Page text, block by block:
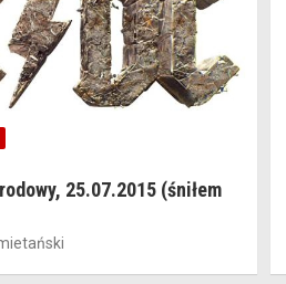
25.07.2015 (śniłem